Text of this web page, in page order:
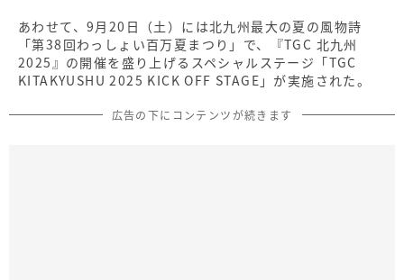
あわせて、9月20日（土）には北九州最大の夏の風物詩
「第38回わっしょい百万夏まつり」で、『TGC 北九州
2025』の開催を盛り上げるスペシャルステージ「TGC
KITAKYUSHU 2025 KICK OFF STAGE」が実施された。
広告の下にコンテンツが続きます